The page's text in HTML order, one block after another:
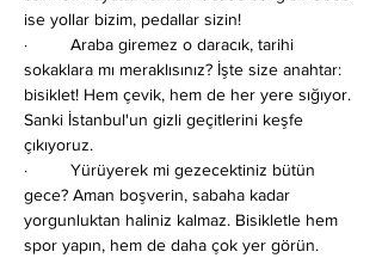
ise yollar bizim, pedallar sizin!
·         Araba giremez o daracık, tarihi
sokaklara mı meraklısınız? İşte size anahtar:
bisiklet! Hem çevik, hem de her yere sığıyor.
Sanki İstanbul'un gizli geçitlerini keşfe
çıkıyoruz.
·         Yürüyerek mi gezecektiniz bütün
gece? Aman boşverin, sabaha kadar
yorgunluktan haliniz kalmaz. Bisikletle hem
spor yapın, hem de daha çok yer görün.